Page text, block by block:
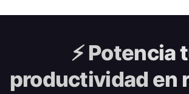
⚡️Potencia
productividad en